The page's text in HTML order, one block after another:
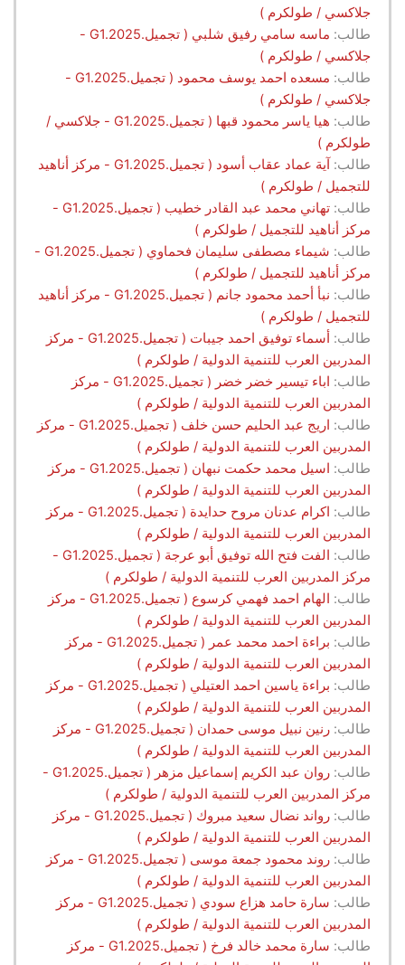
جلاكسي / طولكرم )
طالب:
ماسه سامي رفيق شلبي ( تجميل.G1.2025 -
جلاكسي / طولكرم )
طالب:
مسعده احمد يوسف محمود ( تجميل.G1.2025 -
جلاكسي / طولكرم )
طالب:
هيا ياسر محمود قبها ( تجميل.G1.2025 - جلاكسي /
طولكرم )
طالب:
آية عماد عقاب أسود ( تجميل.G1.2025 - مركز أناهيد
للتجميل / طولكرم )
طالب:
تهاني محمد عبد القادر خطيب ( تجميل.G1.2025 -
مركز أناهيد للتجميل / طولكرم )
طالب:
شيماء مصطفى سليمان فحماوي ( تجميل.G1.2025 -
مركز أناهيد للتجميل / طولكرم )
طالب:
نبأ أحمد محمود جانم ( تجميل.G1.2025 - مركز أناهيد
للتجميل / طولكرم )
طالب:
أسماء توفيق احمد جيبات ( تجميل.G1.2025 - مركز
المدربين العرب للتنمية الدولية / طولكرم )
طالب:
اباء تيسير خضر خضر ( تجميل.G1.2025 - مركز
المدربين العرب للتنمية الدولية / طولكرم )
طالب:
اريج عبد الحليم حسن خلف ( تجميل.G1.2025 - مركز
المدربين العرب للتنمية الدولية / طولكرم )
طالب:
اسيل محمد حكمت نبهان ( تجميل.G1.2025 - مركز
المدربين العرب للتنمية الدولية / طولكرم )
طالب:
اكرام عدنان مروح حدايدة ( تجميل.G1.2025 - مركز
المدربين العرب للتنمية الدولية / طولكرم )
طالب:
الفت فتح الله توفيق أبو عرجة ( تجميل.G1.2025 -
مركز المدربين العرب للتنمية الدولية / طولكرم )
طالب:
الهام احمد فهمي كرسوع ( تجميل.G1.2025 - مركز
المدربين العرب للتنمية الدولية / طولكرم )
طالب:
براءة احمد محمد عمر ( تجميل.G1.2025 - مركز
المدربين العرب للتنمية الدولية / طولكرم )
طالب:
براءة ياسين احمد العتيلي ( تجميل.G1.2025 - مركز
المدربين العرب للتنمية الدولية / طولكرم )
طالب:
رنين نبيل موسى حمدان ( تجميل.G1.2025 - مركز
المدربين العرب للتنمية الدولية / طولكرم )
طالب:
روان عبد الكريم إسماعيل مزهر ( تجميل.G1.2025 -
مركز المدربين العرب للتنمية الدولية / طولكرم )
طالب:
رواند نضال سعيد مبروك ( تجميل.G1.2025 - مركز
المدربين العرب للتنمية الدولية / طولكرم )
طالب:
روند محمود جمعة موسى ( تجميل.G1.2025 - مركز
المدربين العرب للتنمية الدولية / طولكرم )
طالب:
سارة حامد هزاع سودي ( تجميل.G1.2025 - مركز
المدربين العرب للتنمية الدولية / طولكرم )
طالب:
سارة محمد خالد فرخ ( تجميل.G1.2025 - مركز